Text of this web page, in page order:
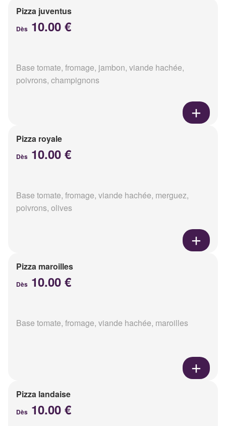
Pizza juventus
Dès 10.00 €
Base tomate, fromage, jambon, viande hachée,
poivrons, champignons
Pizza royale
Dès 10.00 €
Base tomate, fromage, viande hachée, merguez,
poivrons, olives
Pizza maroilles
Dès 10.00 €
Base tomate, fromage, viande hachée, maroilles
Pizza landaise
Dès 10.00 €